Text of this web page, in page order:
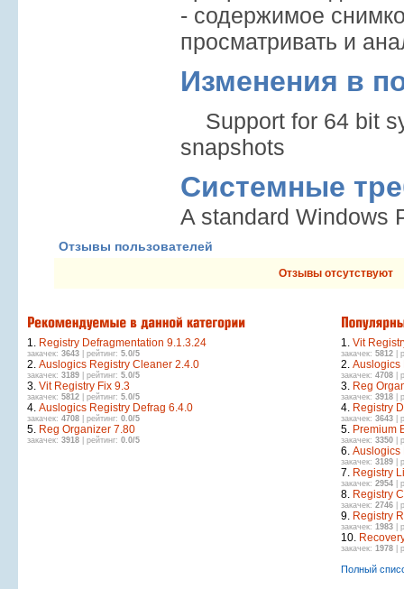
- содержимое
просматривать и
Изменения в
Support for 64 bit
snapshots
Системные
A standard Windows
Отзывы пользователей
Отзывы отсутствуют
1. Registry Defragmentation 9.1.3.24
закачек: 3643 | рейтинг: 5.0/5
2. Auslogics Registry Cleaner 2.4.0
закачек: 3189 | рейтинг: 5.0/5
3. Vit Registry Fix 9.3
закачек: 5812 | рейтинг: 5.0/5
4. Auslogics Registry Defrag 6.4.0
закачек: 4708 | рейтинг: 0.0/5
5. Reg Organizer 7.80
закачек: 3918 | рейтинг: 0.0/5
1. Vit
закачек: 5812 |
2. Auslogics
закачек: 4708 |
3. Reg
закачек: 3918 |
4. Registry
закачек: 3643 |
5. Premium
закачек: 3350 |
6. Auslogics
закачек: 3189 |
7. Registry
закачек: 2954 |
8. Registry
закачек: 2746 |
9. Registry
закачек: 1983 |
10.
закачек: 1978 |
Полный